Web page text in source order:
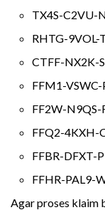
TX4S-C2VU-
RHTG-9VOL-
CTFF-NX2K-
FFM1-
FF2W-N9QS-
FFQ2-4KXH-
FFBR-DFXT-
FFHR-PAL9-
Agar proses klaim